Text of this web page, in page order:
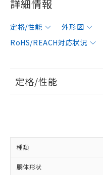
詳細情報
定格/性能 外形図
RoHS/REACH対応状況
定格/性能
種類
胴体形状